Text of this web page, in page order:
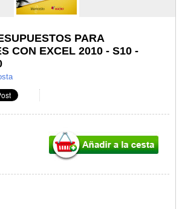
PARA
CON EXCEL 2010 - S10 -